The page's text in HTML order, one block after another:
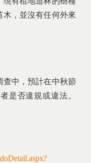
，並沒有任何外來
查中，預計在中秋節
是否違規或違法。